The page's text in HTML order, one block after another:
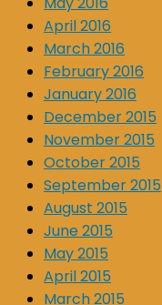
April 2016
March 2016
February 2016
January 2016
December 2015
November 2015
October 2015
September 2015
August 2015
June 2015
May 2015
April 2015
March 2015